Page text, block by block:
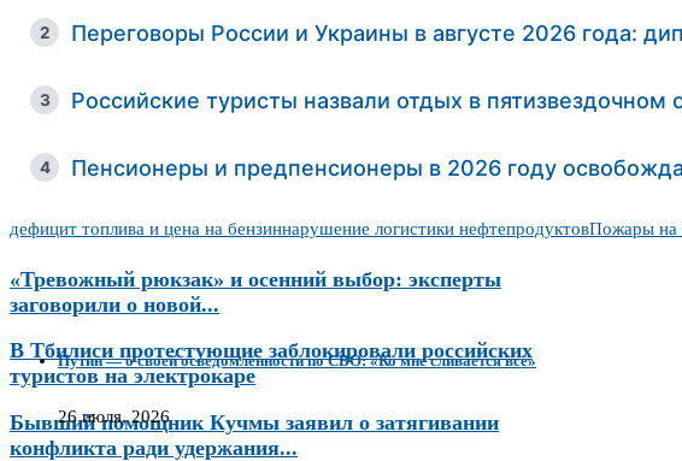
2 Переговоры России и Украины в августе 2026 года:
3 Российские туристы назвали отдых в пятизвездочном
4 Пенсионеры и предпенсионеры в 2026 году
дефицит топлива и цена на бензиннарушение логистики нефтепродуктовПожары на
«Тревожный рюкзак» и осенний выбор: эксперты
заговорили о новой...
В Тбилиси протестующие заблокировали российских
туристов на электрокаре
Бывший помощник Кучмы заявил о затягивании
конфликта ради удержания...
Путин — о своей осведомлённости по СВО: «Ко мне сливается всё»
26 июля, 2026